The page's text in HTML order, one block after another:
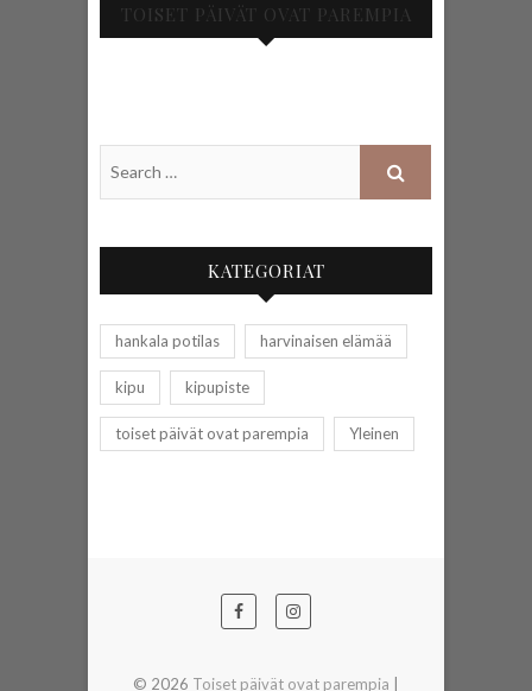
TOISET PÄIVÄT OVAT PAREMPIA
KATEGORIAT
hankala potilas harvinaisen elämää
kipu kipupiste
toiset päivät ovat parempia Yleinen
© 2026 Toiset päivät ovat parempia